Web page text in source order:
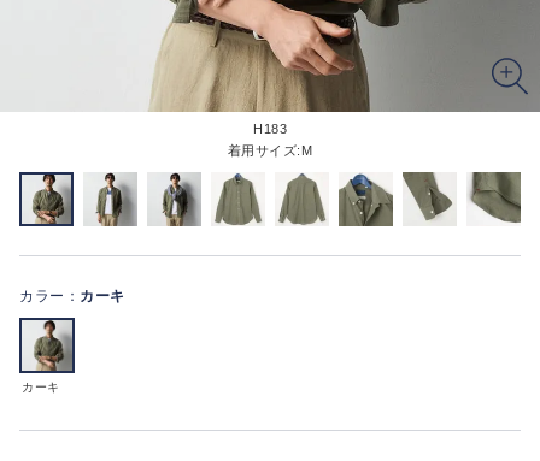
H183
着用サイズ:M
カラー： カーキ
カーキ